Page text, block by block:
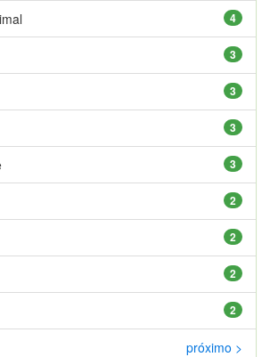
4
3
3
3
3
2
2
2
2
próximo >